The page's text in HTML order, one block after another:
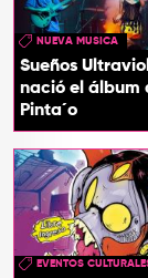
NUEVA MUSICA
Sueños
nació el álbum
Pinta´o
EVENTOS